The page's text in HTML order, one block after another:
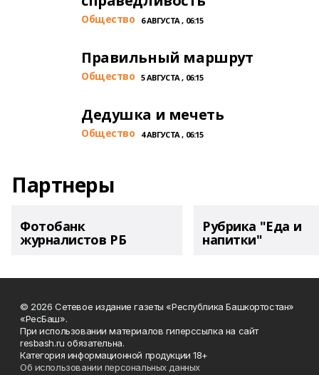
Общество 6 АВГУСТА , 06:15
Правильный маршрут
Общество 5 АВГУСТА , 06:15
Дедушка и мечеть
Общество 4 АВГУСТА , 06:15
Партнеры
Фотобанк
журналистов РБ
Рубрика "Еда и
напитки"
© 2026 Сетевое издание газеты «Республика Башкортостан»
«РесБаш».
При использовании материалов гиперссылка на сайт
resbash.ru обязательна.
Категория информационной продукции 18+
Об использовании персональных данных